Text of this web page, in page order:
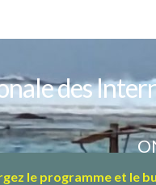
des
le programme et le